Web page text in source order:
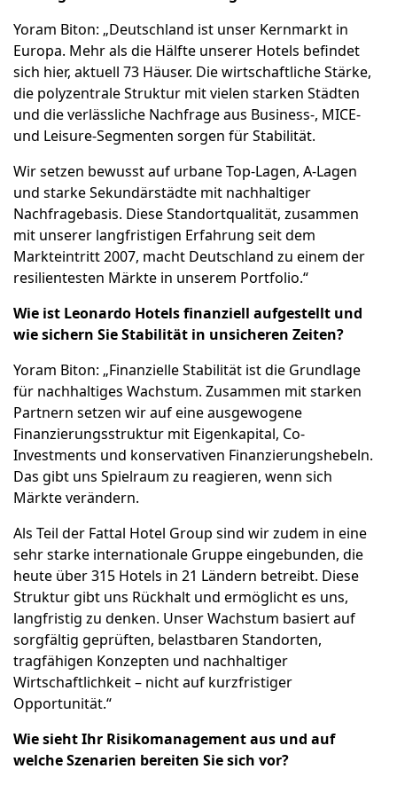
Yoram Biton: „Deutschland ist unser Kernmarkt in
Europa. Mehr als die Hälfte unserer Hotels befindet
sich hier, aktuell 73 Häuser. Die wirtschaftliche Stärke,
die polyzentrale Struktur mit vielen starken Städten
und die verlässliche Nachfrage aus Business-, MICE-
und Leisure-Segmenten sorgen für Stabilität.
Wir setzen bewusst auf urbane Top-Lagen, A-Lagen
und starke Sekundärstädte mit nachhaltiger
Nachfragebasis. Diese Standortqualität, zusammen
mit unserer langfristigen Erfahrung seit dem
Markteintritt 2007, macht Deutschland zu einem der
resilientesten Märkte in unserem Portfolio.“
Wie ist Leonardo Hotels finanziell aufgestellt und
wie sichern Sie Stabilität in unsicheren Zeiten?
Yoram Biton: „Finanzielle Stabilität ist die Grundlage
für nachhaltiges Wachstum. Zusammen mit starken
Partnern setzen wir auf eine ausgewogene
Finanzierungsstruktur mit Eigenkapital, Co-
Investments und konservativen Finanzierungshebeln.
Das gibt uns Spielraum zu reagieren, wenn sich
Märkte verändern.
Als Teil der Fattal Hotel Group sind wir zudem in eine
sehr starke internationale Gruppe eingebunden, die
heute über 315 Hotels in 21 Ländern betreibt. Diese
Struktur gibt uns Rückhalt und ermöglicht es uns,
langfristig zu denken. Unser Wachstum basiert auf
sorgfältig geprüften, belastbaren Standorten,
tragfähigen Konzepten und nachhaltiger
Wirtschaftlichkeit – nicht auf kurzfristiger
Opportunität.“
Wie sieht Ihr Risikomanagement aus und auf
welche Szenarien bereiten Sie sich vor?